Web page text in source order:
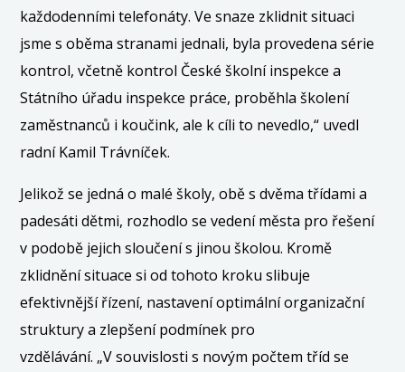
každodenními telefonáty. Ve snaze zklidnit situaci
jsme s oběma stranami jednali, byla provedena série
kontrol, včetně kontrol České školní inspekce a
Státního úřadu inspekce práce, proběhla školení
zaměstnanců i koučink, ale k cíli to nevedlo,“ uvedl
radní Kamil Trávníček.
Jelikož se jedná o malé školy, obě s dvěma třídami a
padesáti dětmi, rozhodlo se vedení města pro řešení
v podobě jejich sloučení s jinou školou. Kromě
zklidnění situace si od tohoto kroku slibuje
efektivnější řízení, nastavení optimální organizační
struktury a zlepšení podmínek pro
vzdělávání. „V souvislosti s novým počtem tříd se